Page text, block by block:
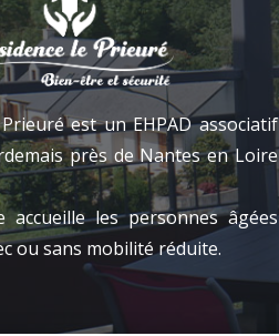
est un EHPAD associatif
près de Nantes en Loire
accueille les personnes âgées
ou sans mobilité réduite.